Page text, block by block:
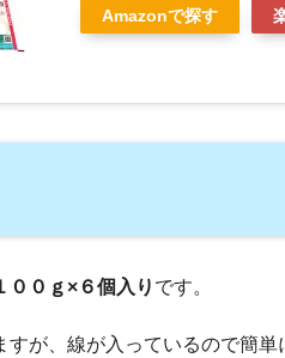
Amazonで探す
００ｇ× ６個入り です。
すが、線が入っているので簡